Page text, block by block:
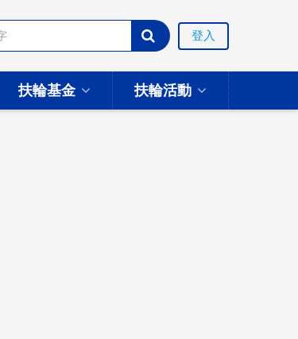
登入
扶輪基金 扶輪活動